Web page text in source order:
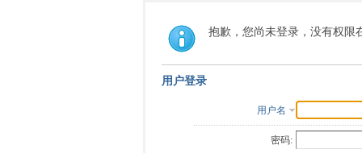
抱歉，您尚未登录，没有权限
用户登录
用户名
密码: